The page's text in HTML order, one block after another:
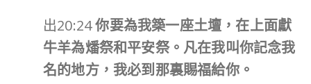
出20:24你要為我築一座土壇，在上面獻
牛羊為燔祭和平安祭。凡在我叫你記念我
名的地方，我必到那裏賜福給你。